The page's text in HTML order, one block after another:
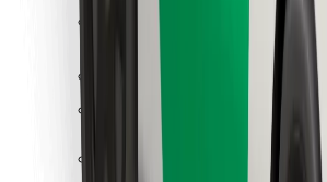
Kom iväg med Bolt på några minuter!
Ladda ner Bolt-appen
Hitta din favoritmat!